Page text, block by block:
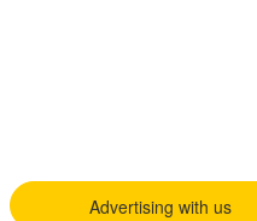
Advertising with us